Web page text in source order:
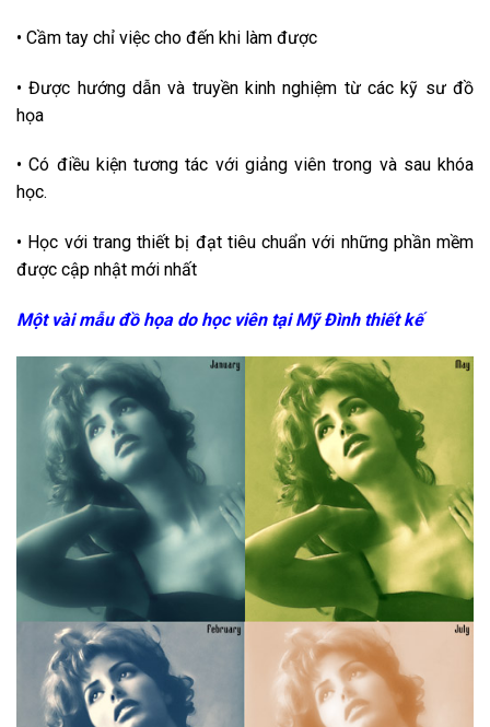
• Cầm tay chỉ việc cho đến khi làm được
• Được hướng dẫn và truyền kinh nghiệm từ các kỹ sư đồ
họa
• Có điều kiện tương tác với giảng viên trong và sau khóa
học.
• Học với trang thiết bị đạt tiêu chuẩn với những phần mềm
được cập nhật mới nhất
Một vài mẫu đồ họa do học viên tại Mỹ Đình thiết kế